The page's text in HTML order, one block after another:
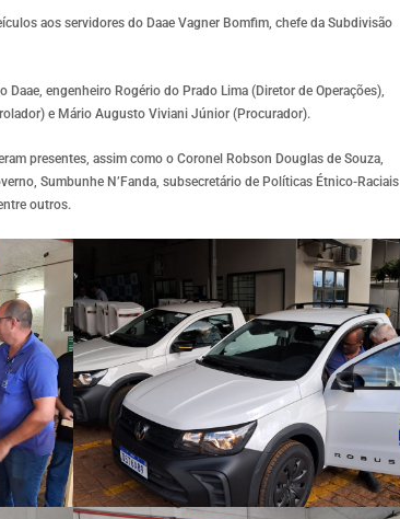
aos servidores do Daae Vagner Bomfim, chefe da Subdivisão
engenheiro Rogério do Prado Lima (Diretor de Operações),
e Mário Augusto Viviani Júnior (Procurador).
presentes, assim como o Coronel Robson Douglas de Souza,
Sumbunhe N’Fanda, subsecretário de Políticas Étnico-Raciais
outros.